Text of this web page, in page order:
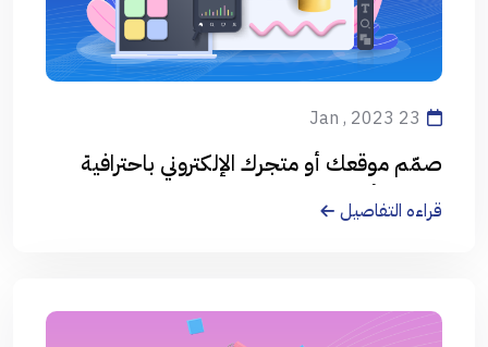
23 Jan , 2023
صمّم موقعك أو متجرك الإلكتروني باحترافية
على يد أفضل المصممين
قراءه التفاصيل